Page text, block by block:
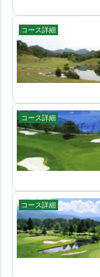
コース詳細
コース詳細
コース詳細